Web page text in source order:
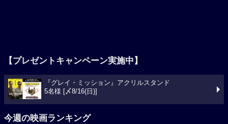
【プレゼントキャンペーン実施中】
『グレイ・ミッション』アクリルスタンド
5名様 [〆8/16(日)]
今週の映画ランキング